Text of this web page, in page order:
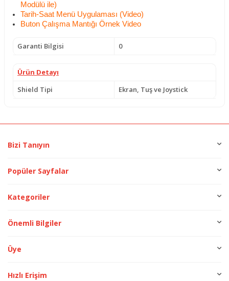
Modülü ile)
Tarih-Saat Menü Uygulaması (Video)
Buton Çalışma Mantığı Örnek Video
Garanti Bilgisi 0
Ürün Detayı
Shield Tipi
Ekran, Tuş ve Joystick
Bizi Tanıyın
Popüler Sayfalar
Kategoriler
Önemli Bilgiler
Üye
Hızlı Erişim